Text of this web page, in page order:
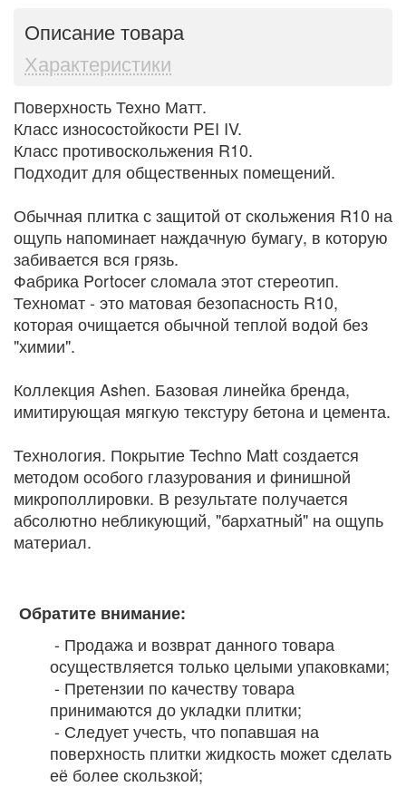
Описание товара
Характеристики
Поверхность Техно Матт.
Класс износостойкости PEI IV.
Класс противоскольжения R10.
Подходит для общественных помещений.
Обычная плитка с защитой от скольжения R10 на
ощупь напоминает наждачную бумагу, в которую
забивается вся грязь.
Фабрика Portocer сломала этот стереотип.
Техномат - это матовая безопасность R10,
которая очищается обычной теплой водой без
"химии".
Коллекция Ashen. Базовая линейка бренда,
имитирующая мягкую текстуру бетона и цемента.
Технология. Покрытие Techno Matt создается
методом особого глазурования и финишной
микрополлировки. В результате получается
абсолютно небликующий, "бархатный" на ощупь
материал.
Обратите внимание:
- Продажа и возврат данного товара
осуществляется только целыми упаковками;
- Претензии по качеству товара
принимаются до укладки плитки;
- Следует учесть, что попавшая на
поверхность плитки жидкость может сделать
её более скользкой;